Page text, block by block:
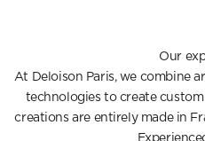
Our
At Deloison Paris, we combine
technologies to create
creations are entirely made in